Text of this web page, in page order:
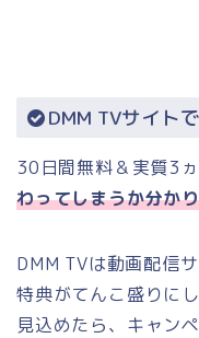
DMM TVサイト
30日間無料＆実質3
わってしまうか分か
DMM TVは動画配信
特典がてんこ盛りに
見込めたら、キャン